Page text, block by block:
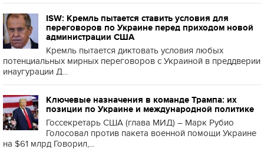
ISW: Кремль пытается ставить условия для
переговоров по Украине перед приходом новой
администрации США
Кремль пытается диктовать условия любых
потенциальных мирных переговоров с Украиной в преддверии
инаугурации Д...
Ключевые назначения в команде Трампа: их
позиции по Украине и международной политике
Госсекретарь США (глава МИД) – Марк Рубио
Голосовал против пакета военной помощи Украине
на $61 млрд Говорил,...